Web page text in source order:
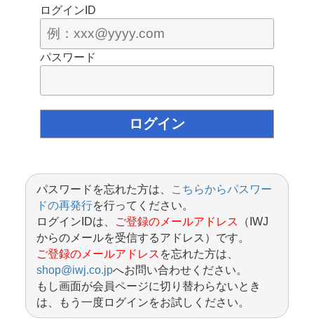
ログインID
パスワード
パスワードを忘れた方は、
こちらからパスワー
ドの再発行を行ってください。
ログインIDは、
ご登録のメールアドレス
（IWJ
からのメールを受信するアドレス）です。
ご登録のメールアドレス を忘れた方は、
shop@iwj.co.jpへお問い合わせください。
もし画面が会員ページに切り替わらないとき
は、もう一度ログインをお試しください。